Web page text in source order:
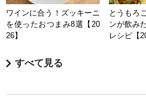
ワインに合う！ズッキーニ
を使ったおつまみ8選【20
26】
とうもろ
ンが飲み
レシピ【
すべて見る